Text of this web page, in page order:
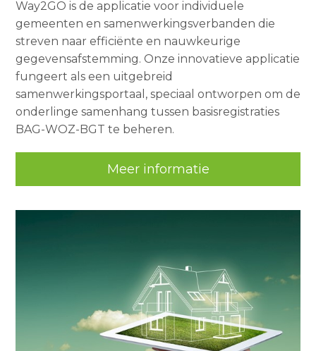
Way2GO is de applicatie voor individuele
gemeenten en samenwerkingsverbanden die
streven naar efficiënte en nauwkeurige
gegevensafstemming. Onze innovatieve applicatie
fungeert als een uitgebreid
samenwerkingsportaal, speciaal ontworpen om de
onderlinge samenhang tussen basisregistraties
BAG-WOZ-BGT te beheren.
Meer informatie